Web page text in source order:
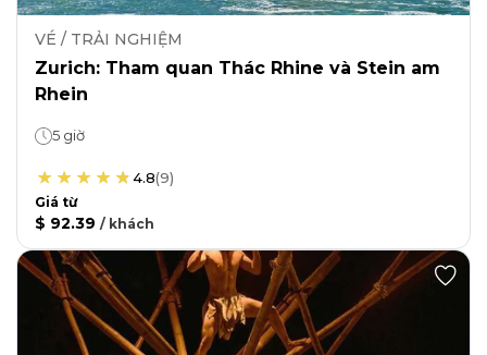
VÉ / TRẢI NGHIỆM
Zurich: Tham quan Thác Rhine và Stein am
Rhein
5 giờ
4.8(9)
Giá từ
$ 92.39 / khách